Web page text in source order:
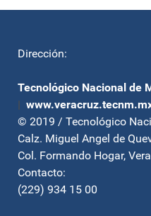
Dirección:
Tecnológico Nacional de
|
© 2019 / Tecnológico
Calz. Miguel Angel de
Col. Formando Hogar,
Contacto:
(229) 934 15 00